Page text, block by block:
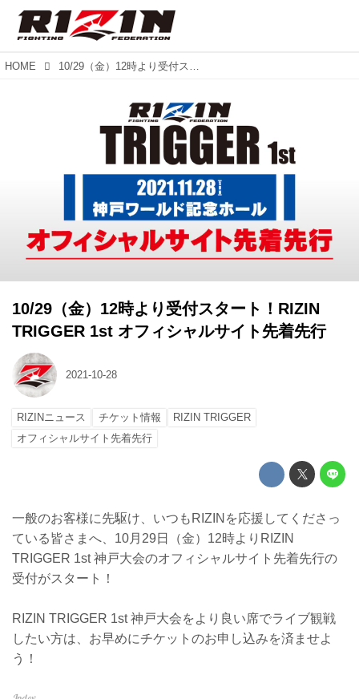
HOME 10/29（金）12時より受付スタート！RIZIN TRIGGER 1st オフィシャルサイト先着先行
10/29（金）12時より受付スタート！RIZIN
TRIGGER 1st オフィシャルサイト先着先行
2021-10-28
RIZINニュース チケット情報
RIZIN TRIGGER
オフィシャルサイト先着先行
一般のお客様に先駆け、いつもRIZINを応援してくださっ
ている皆さまへ、10月29日（金）12時よりRIZIN
TRIGGER 1st 神戸大会のオフィシャルサイト先着先行の
受付がスタート！
RIZIN TRIGGER 1st 神戸大会をより良い席でライブ観戦
したい方は、お早めにチケットのお申し込みを済ませよ
う！